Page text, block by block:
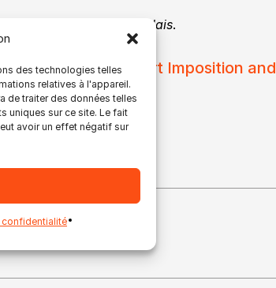
des technologies telles
relatives à l'appareil.
de traiter des données telles
uniques sur ce site. Le fait
avoir un effet négatif sur
confidentialité
disponible qu’en anglais.
Needs Smart Imposition and